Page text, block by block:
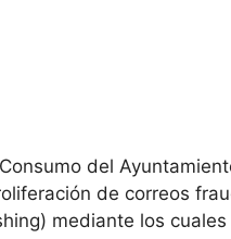
del
de correos
mediante los